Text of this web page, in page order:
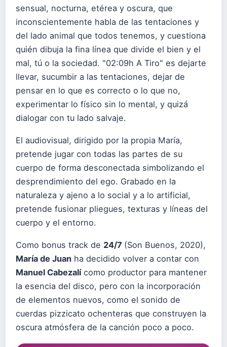
sensual, nocturna, etérea y oscura, que
inconscientemente habla de las tentaciones y
del lado animal que todos tenemos, y cuestiona
quién dibuja la fina línea que divide el bien y el
mal, tú o la sociedad. "02:09h A Tiro" es dejarte
llevar, sucumbir a las tentaciones, dejar de
pensar en lo que es correcto o lo que no,
experimentar lo físico sin lo mental, y quizá
dialogar con tu lado salvaje.
El audiovisual, dirigido por la propia María,
pretende jugar con todas las partes de su
cuerpo de forma desconectada simbolizando el
desprendimiento del ego. Grabado en la
naturaleza y ajeno a lo social y a lo artificial,
pretende fusionar pliegues, texturas y líneas del
cuerpo y el entorno.
Como bonus track de 24/7 (Son Buenos, 2020),
María de Juan ha decidido volver a contar con
Manuel Cabezalícomo productor para mantener
la esencia del disco, pero con la incorporación
de elementos nuevos, como el sonido de
cuerdas pizzicato ochenteras que construyen la
oscura atmósfera de la canción poco a poco.